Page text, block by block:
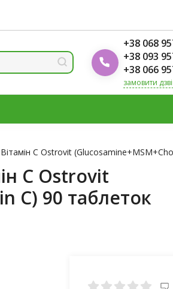
+38 068
+38 093
+38 066
замовити
С Ostrovit
С Ostrovit
C) 90 таблеток